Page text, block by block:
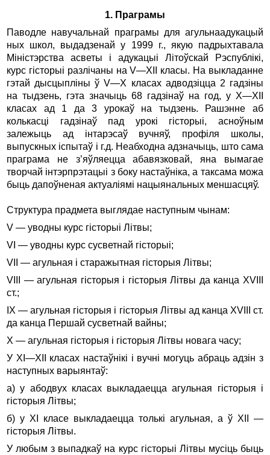
1. Праграмы
Паводле навучальнай праграмы для агульнаадукацый
ных школ, выдадзенай у 1999 г., якую падрыхтавала
Міністэрства асветы і адукацыі Літоўскай Рэспублікі,
курс гісторыі разлічаны на V—XII класы. На выкладанне
гэтай дысцыпліны ў V—X класах адводзіцца 2 гадзіны
на тыдзень, гэта значыць 68 гадзінаў на год, у X—XII
класах ад 1 да 3 урокаў на тыдзень. Рашэнне аб
колькасці гадзінаў пад урокі гісторыі, асноўным
залежыць ад інтарэсаў вучняў, профіля школы,
выпускных іспытаў і г.д. Неабходна адзначыць, што сама
праграма не з’яўляецца абавязковай, яна вымагае
творчай інтэрпрэтацыі з боку настаўніка, а таксама можа
быць дапоўненая актуаліямі нацыянальных меншасцяў.
Структура прадмета выглядае наступным чынам:
V — уводны курс гісторыі Літвы;
VI — уводны курс сусветнай гісторыі;
VII — агульная і старажытная гісторыя Літвы;
VIII — агульная гісторыя і гісторыя Літвы да канца XVIII
ст.;
IX — агульная гісторыя і гісторыя Літвы ад канца XVIII ст.
да канца Першай сусветнай вайны;
X — агульная гісторыя і гісторыя Літвы новага часу;
У XI—XII класах настаўнікі і вучні могуць абраць адзін з
наступных варыянтаў:
а) у абодвух класах выкладаецца агульная гісторыя і
гісторыя Літвы;
б) у XI класе выкладаецца толькі агульная, а ў XII —
гісторыя Літвы.
У любым з выпадкаў на курс гісторыі Літвы мусіць быць